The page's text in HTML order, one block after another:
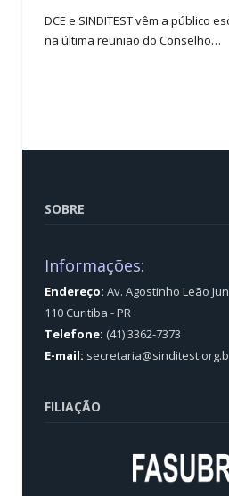
DCE e SINDITEST vêm a público
na última reunião do Conselho…
SOBRE
Informações:
Endereço: Av. Agostinho Leão
110 Curitiba - PR
Telefone: (41) 3362-7373
E-mail:
FILIAÇÃO